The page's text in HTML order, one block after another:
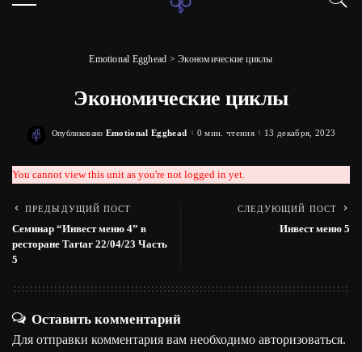
Emotional Egghead >Экономические циклы
Экономические циклы
Posted
Опубликовано Emotional Egghead 0 мин. чтения 13 декабря, 2023
You cannot view this unit as you're not logged in yet.
ПРЕДЫДУЩИЙ ПОСТ
Семинар “Инвест меню 4” в
ресторане Tartar 22/04/23 Часть
5
СЛЕДУЮЩИЙ ПОСТ
Инвест меню 5
Оставить комментарий
Для отправки комментария вам необходимо авторизоваться.